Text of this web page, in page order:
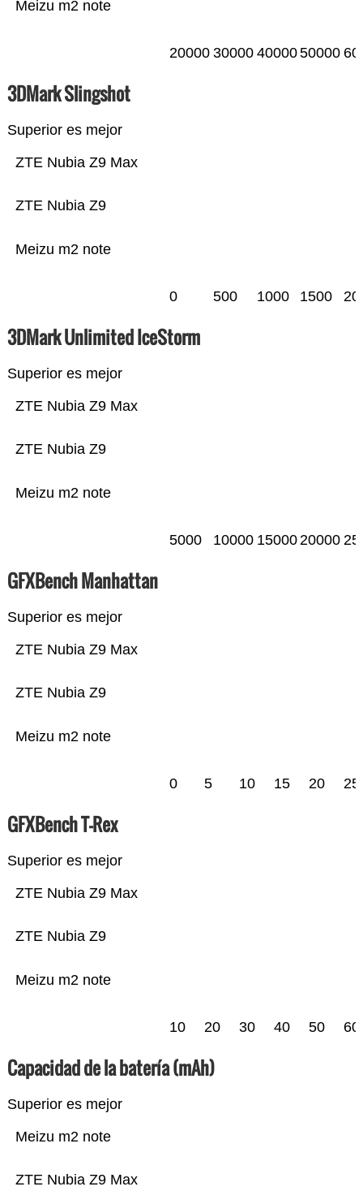
Meizu m2 note
20000 30000 4000050000
3DMark Slingshot
Superior es mejor
Meizu m2 note
ZTE Nubia Z9
ZTE Nubia Z9 Max
0 500 1000 1500
3DMark Unlimited IceStorm
Superior es mejor
Meizu m2 note
ZTE Nubia Z9
ZTE Nubia Z9 Max
5000 10000 1500020000
GFXBench Manhattan
Superior es mejor
Meizu m2 note
ZTE Nubia Z9
ZTE Nubia Z9 Max
0 5 10 15 20 25
GFXBench T-Rex
Superior es mejor
Meizu m2 note
ZTE Nubia Z9
ZTE Nubia Z9 Max
10 20 30 40 50 60
Capacidad de la batería (mAh)
Superior es mejor
ZTE Nubia Z9 Max
Meizu m2 note